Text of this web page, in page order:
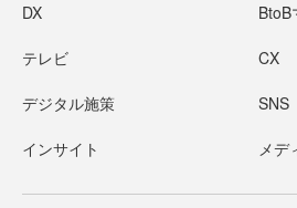
DX BtoB
テレビ CX
デジタル施策 SNS
インサイト メデ